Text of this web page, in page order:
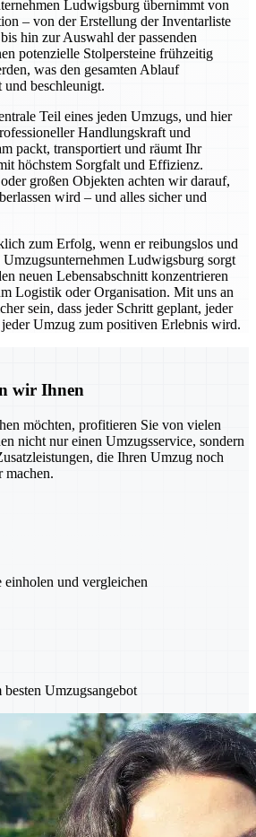
Ludwigsburg übernimmt von
– von der Erstellung der Inventarliste
hin zur Auswahl der passenden
potenzielle Stolpersteine frühzeitig
was den gesamten Ablauf
und beschleunigt.
Teil eines jeden Umzugs, und hier
Handlungskraft und
packt, transportiert und räumt Ihr
höchstem Sorgfalt und Effizienz.
großen Objekten achten wir darauf,
wird – und alles sicher und
zum Erfolg, wenn er reibungslos und
Ludwigsburg sorgt
neuen Lebensabschnitt konzentrieren
Logistik oder Organisation. Mit uns an
sein, dass jeder Schritt geplant, jeder
Umzug zum positiven Erlebnis wird.
wir Ihnen
möchten, profitieren Sie von vielen
nicht nur einen Umzugsservice, sondern
die Ihren Umzug noch
machen.
und vergleichen
Umzugsangebot